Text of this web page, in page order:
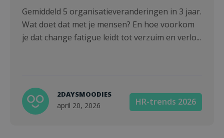
Gemiddeld 5 organisatieveranderingen in 3 jaar.
Wat doet dat met je mensen? En hoe voorkom
je dat change fatigue leidt tot verzuim en verlo...
2DAYSMOODIES
april 20, 2026 HR-trends 2026